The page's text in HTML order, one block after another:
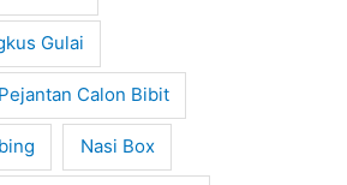
Gulai
Calon Bibit
Nasi Box